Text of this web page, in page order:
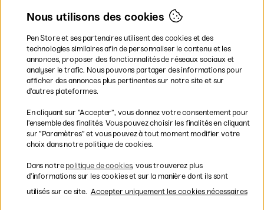
Finlande
Irlande
Pays-Bas
Royaume-Uni
UE
volumineux.
Les modes de paiement
Nous utilisons des cookies
Pen Store et ses partenaires utilisent des cookies et des
technologies similaires afin de personnaliser le contenu et les
annonces, proposer des fonctionnalités de réseaux sociaux et
analyser le trafic. Nous pouvons partager des informations pour
afficher des annonces plus pertinentes sur notre site et sur
d’autres plateformes.
En cliquant sur ”Accepter”, vous donnez votre consentement pour
l’ensemble des finalités. Vous pouvez choisir les finalités en cliquant
sur ”Paramètres” et vous pouvez à tout moment modifier votre
choix dans notre politique de cookies.
Dans notre politique de cookies, vous trouverez plus
d’informations sur les cookies et sur la manière dont ils sont
utilisés sur ce site. Accepter uniquement les cookies nécessaires